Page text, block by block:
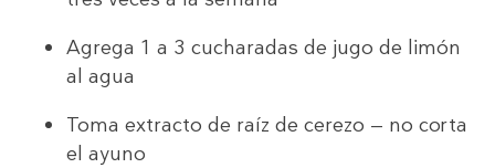
Agrega 1 a 3 cucharadas de jugo de limón
al agua
Toma extracto de raíz de cerezo — no corta
el ayuno